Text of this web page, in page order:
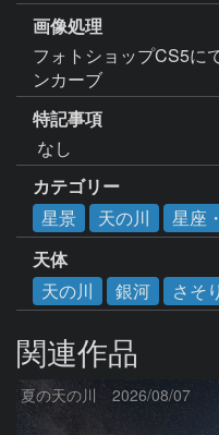
画像処理
フォトショップCS5に
ンカーブ
特記事項
なし
カテゴリー
星景
天の川
星座
天体
天の川
銀河 さそ
関連作品
夏の天の川 2026/08/07